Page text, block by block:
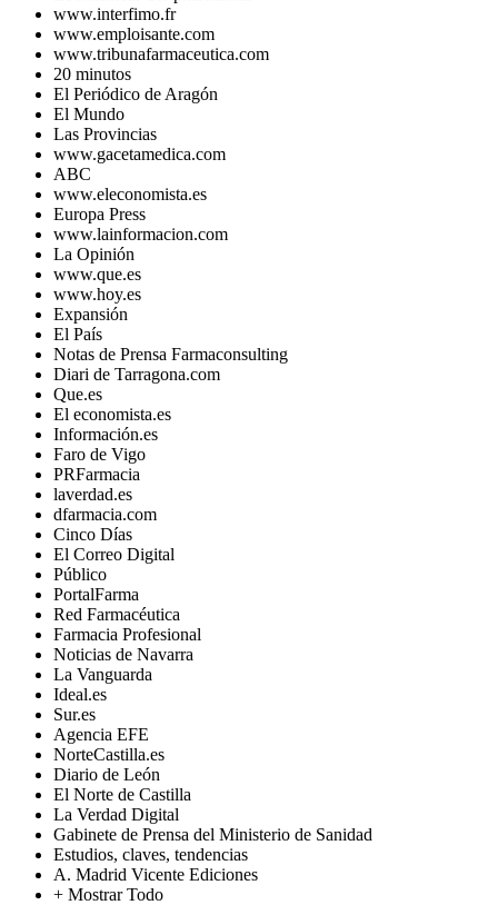
www.interfimo.fr
www.emploisante.com
www.tribunafarmaceutica.com
20 minutos
El Periódico de Aragón
El Mundo
Las Provincias
www.gacetamedica.com
ABC
www.eleconomista.es
Europa Press
www.lainformacion.com
La Opinión
www.que.es
www.hoy.es
Expansión
El País
Notas de Prensa Farmaconsulting
Diari de Tarragona.com
Que.es
El economista.es
Información.es
Faro de Vigo
PRFarmacia
laverdad.es
dfarmacia.com
Cinco Días
El Correo Digital
Público
PortalFarma
Red Farmacéutica
Farmacia Profesional
Noticias de Navarra
La Vanguarda
Ideal.es
Sur.es
Agencia EFE
NorteCastilla.es
Diario de León
El Norte de Castilla
La Verdad Digital
Gabinete de Prensa del Ministerio de Sanidad
Estudios, claves, tendencias
A. Madrid Vicente Ediciones
+ Mostrar Todo